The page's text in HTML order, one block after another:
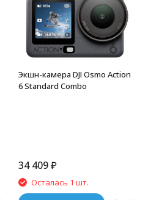
Экшн-камера DJI Osmo Action
6 Standard Combo
34 409 ₽
Осталась 1 шт.